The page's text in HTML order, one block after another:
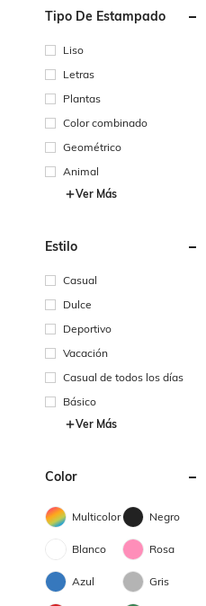
Tipo De Estampado
Liso
Letras
Plantas
Color combinado
Geométrico
Animal
Ver Más
Estilo
Casual
Dulce
Deportivo
Vacación
Casual de todos los días
Básico
Ver Más
Color
Multicolor Negro
Blanco Rosa
Azul Gris